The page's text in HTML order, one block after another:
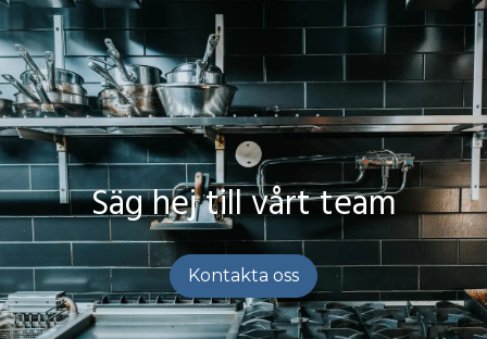
Säg hej till vårt team
Kontakta oss